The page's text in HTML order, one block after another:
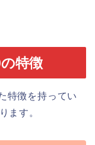
特徴
特徴を持ってい
ます。